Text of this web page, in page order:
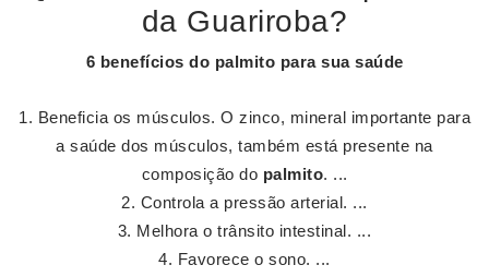
da Guariroba?
6 benefícios do palmito para sua saúde
Beneficia os músculos. O zinco, mineral importante para
a saúde dos músculos, também está presente na
composição do palmito. ...
Controla a pressão arterial. ...
Melhora o trânsito intestinal. ...
Favorece o sono. ...